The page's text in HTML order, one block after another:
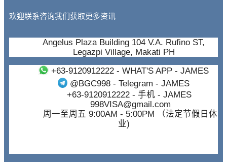
欢迎联系咨询我们获取更多资讯
Angelus Plaza Building 104 V.A. Rufino ST,
Legazpi Village, Makati PH
+63-9120912222- WHAT'S APP - JAMES
@BGC998 - Telegram - JAMES
+63-9120912222- 手机 - JAMES
998VISA@gmail.com
周一至周五 9:00AM - 5:00PM （法定节假日休
业)